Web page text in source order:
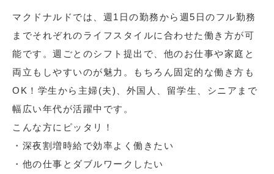
マクドナルドでは、週1日の勤務から週5日のフル勤務
までそれぞれのライフスタイルに合わせた働き方が可
能です。週ごとのシフト提出で、他のお仕事や家庭と
両立もしやすいのが魅力。もちろん固定的な働き方も
OK！学生から主婦(夫)、外国人、留学生、シニアまで
幅広い年代が活躍中です。
こんな方にピッタリ！
・深夜割増時給で効率よく働きたい
・他の仕事とダブルワークしたい